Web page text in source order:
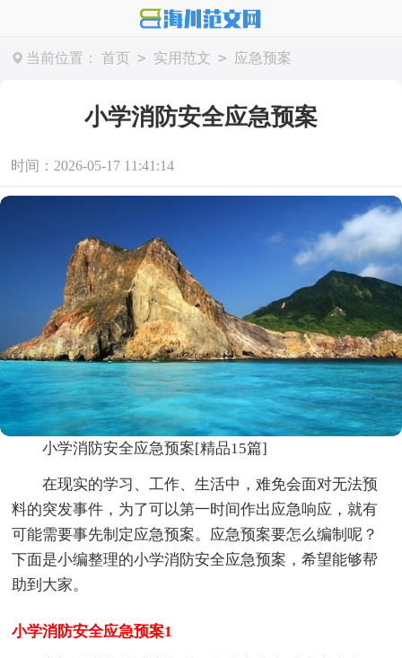
当前位置： 首页 > 实用范文 > 应急预案
小学消防安全应急预案
时间：2026-05-17 11:41:14
小学消防安全应急预案[精品15篇]
在现实的学习、工作、生活中，难免会面对无法预
料的突发事件，为了可以第一时间作出应急响应，就有
可能需要事先制定应急预案。应急预案要怎么编制呢？
下面是小编整理的小学消防安全应急预案，希望能够帮
助到大家。
小学消防安全应急预案1